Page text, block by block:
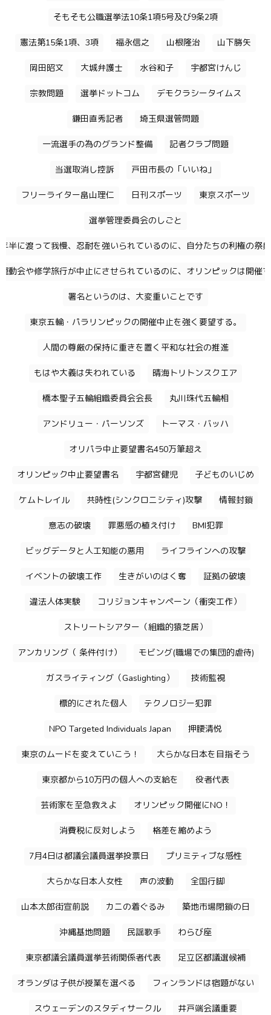
そもそも公職選挙法10条1項5号及び9条2項
憲法第15条1項、3項 福永信之 山根隆治 山下勝矢
岡田昭文 大城弁護士 水谷和子 宇都宮けんじ
宗教問題 選挙ドットコム デモクラシータイムス
鎌田直秀記者 埼玉県選管問題
一流選手の為のグランド整備 記者クラブ問題
当選取消し控訴 戸田市長の「いいね」
フリーライター畠山理仁 日刊スポーツ 東京スポーツ
選挙管理委員会のしごと
半に渡って我慢、忍耐を強いられているのに、自分たちの利権の祭
動会や修学旅行が中止にさせられているのに、オリンピックは開催
署名というのは、大変重いことです
東京五輪・パラリンピックの開催中止を強く要望する。
人間の尊厳の保持に重きを置く平和な社会の推進
もはや大義は失われている 晴海トリトンスクエア
橋本聖子五輪組織委員会会長 丸川珠代五輪相
アンドリュー・パーソンズ トーマス・バッハ
オリパラ中止要望書名450万筆超え
オリンピック中止要望書名 宇都宮健児 子どものいじめ
ケムトレイル 共時性(シンクロニシティ)攻撃 情報封鎖
意志の破壊 罪悪感の植え付け BMI犯罪
ビッグデータと人工知能の悪用 ライフラインへの攻撃
イベントの破壊工作 生きがいのはく奪 証拠の破壊
違法人体実験 コリジョンキャンペーン（衝突工作）
ストリートシアター（組織的猿芝居）
アンカリング（ 条件付け） モビング(職場での集団的虐待)
ガスライティング（Gaslighting） 技術監視
標的にされた個人 テクノロジー犯罪
NPO Targeted Individuals Japan 押腰清悦
東京のムードを変えていこう！ 大らかな日本を目指そう
東京都から10万円の個人への支給を 役者代表
芸術家を至急救えよ オリンピック開催にNO！
消費税に反対しよう 格差を縮めよう
7月4日は都議会議員選挙投票日 プリミティブな感性
大らかな日本人女性 声の波動 全国行脚
山本太郎街宣前説 カニの着ぐるみ 築地市場閉鎖の日
沖縄基地問題 民謡歌手 わらび座
東京都議会議員選挙芸術関係者代表 足立区都議選候補
オランダは子供が授業を選べる フィンランドは宿題がない
スウェーデンのスタディサークル 井戸端会議重要